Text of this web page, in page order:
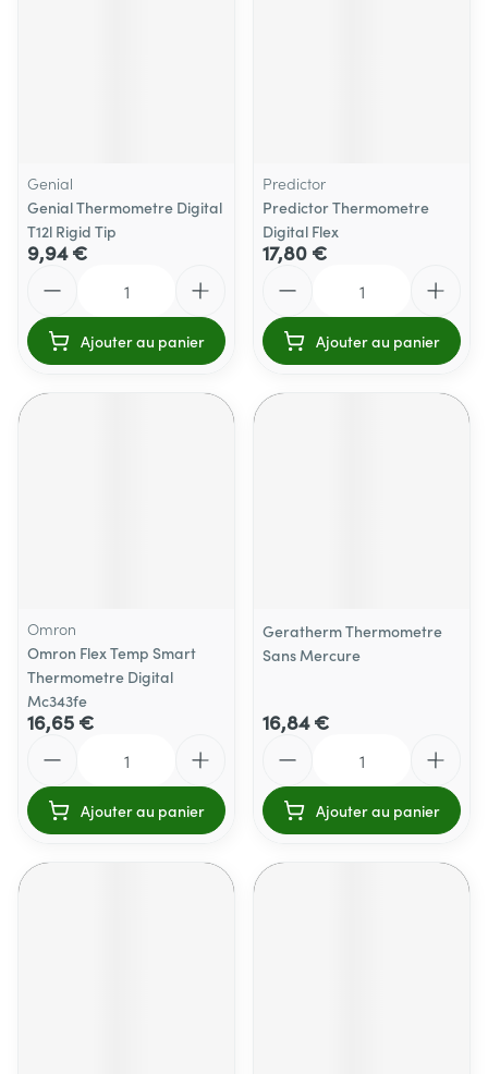
Genial
Genial Thermometre Digital
T12l Rigid Tip
9,94 €
Ajouter au panier
Predictor
Predictor Thermometre
Digital Flex
17,80 €
Ajouter au panier
Omron
Omron Flex Temp Smart
Thermometre Digital
Mc343fe
16,65 €
Ajouter au panier
Geratherm Thermometre
Sans Mercure
16,84 €
Ajouter au panier